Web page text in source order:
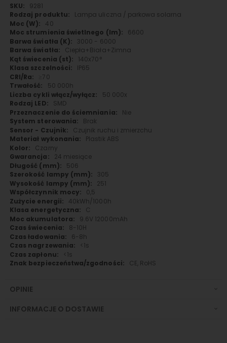
Więcej
informacji
9281
Lampa uliczna / parkowa solarna
40
6600
3000 - 6000
Ciepła+Biała+Zimna
140x70°
IP65
≥70
50 000h
50 000x
SMD
Nie
Brak
Czujnik ruchu i zmierzchu
Plastik ABS
Czarny
24 miesiące
506
305
251
0,5
40kWh/1000h
C
9.6V 12000mAh
8-10H
6-8h
<1s
<1s
CE, RoHS
OPINIE
INFORMACJE O DOSTAWIE